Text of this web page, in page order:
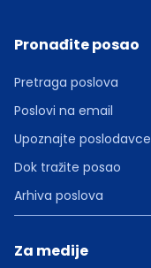
Pronađite posao
Pretraga poslova
Poslovi na email
Upoznajte poslodavce
Dok tražite posao
Arhiva poslova
Za medije